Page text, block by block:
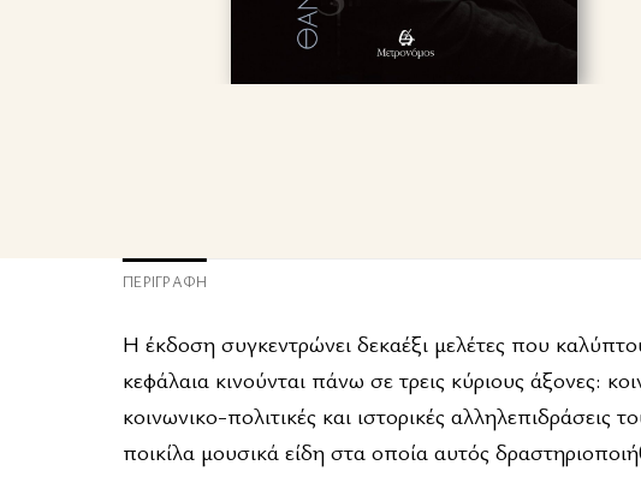
ΠΕΡΙΓΡΑΦΉ
Η έκδοση συγκεντρώνει δεκαέξι μελέτες που
κεφάλαια κινούνται πάνω σε τρεις κύριους άξονες:
κοινωνικο-πολιτικές και ιστορικές
ποικίλα μουσικά είδη στα οποία αυτός